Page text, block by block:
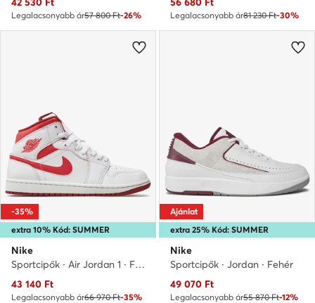
Legalacsonyabb ár57 800 Ft-26% Legalacsonyabb ár81 230 Ft-30%
extra 10% Kód: SUMMER
-35%
Nike
Sportcipők · Air Jordan 1 · Fehér
Aktuális ár
43 140 Ft
Legalacsonyabb ár66 970 Ft-35%
extra 25% Kód: SUMMER
Ajánlat
Nike
Sportcipők · Jordan · Fehér
Aktuális ár
49 070 Ft
Legalacsonyabb ár55 870 Ft-12%